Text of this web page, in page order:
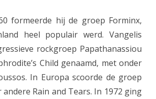
formeerde hij de groep Forminx,
heel populair werd. Vangelis
rockgroep Papathanassiou
Child genaamd, met onder
In Europa scoorde de groep
Rain and Tears. In 1972 ging